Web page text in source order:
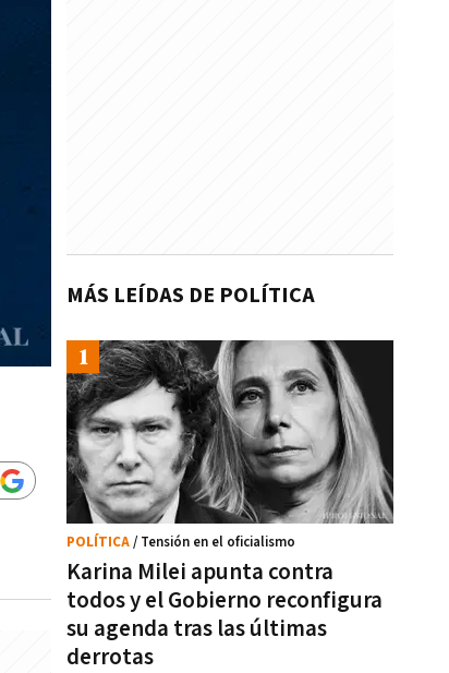
MÁS LEÍDAS DE POLÍTICA
Karina Milei apunta contra
todos y el Gobierno reconfigura
su agenda tras las últimas
derrotas
POLÍTICA/ Tensión en el oficialismo